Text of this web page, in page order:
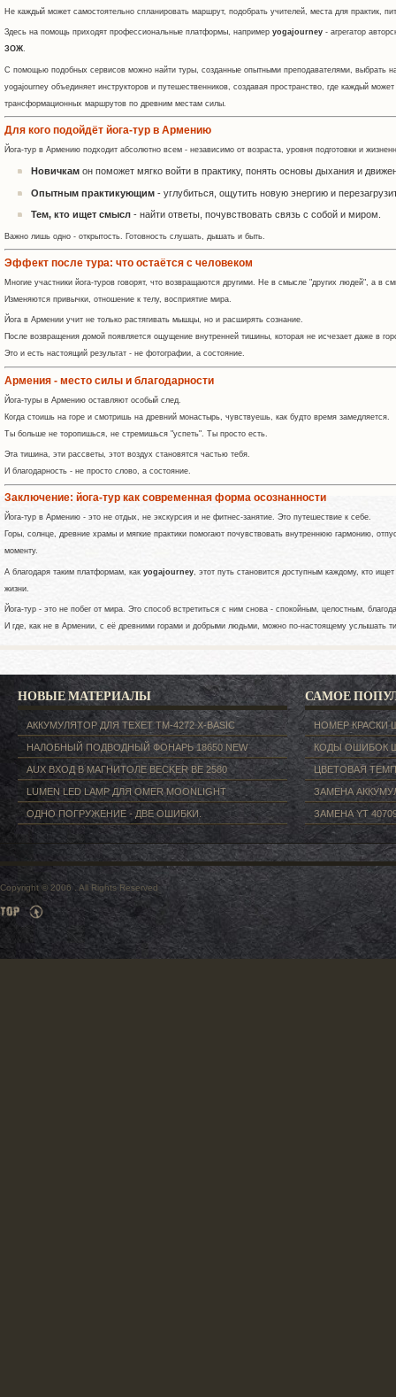
Не каждый может самостоятельно спланировать маршрут, подобрать учителей, места для практик,
Здесь на помощь приходят профессиональные платформы, например yogajourney - агрегатор
ЗОЖ.
С помощью подобных сервисов можно найти туры, созданные опытными преподавателями, выбрать
yogajourney объединяет инструкторов и путешественников, создавая пространство, где каждый
трансформационных маршрутов по древним местам силы.
Для кого подойдёт йога-тур в Армению
Йога-тур в Армению подходит абсолютно всем - независимо от возраста, уровня подготовки и
Новичкам он поможет мягко войти в практику, понять основы дыхания и
Опытным практикующим - углубиться, ощутить новую энергию и
Тем, кто ищет смысл - найти ответы, почувствовать связь с собой и миром.
Важно лишь одно - открытость. Готовность слушать, дышать и быть.
Эффект после тура: что остаётся с человеком
Многие участники йога-туров говорят, что возвращаются другими. Не в смысле "других людей", а в
Изменяются привычки, отношение к телу, восприятие мира.
Йога в Армении учит не только растягивать мышцы, но и расширять сознание.
После возвращения домой появляется ощущение внутренней тишины, которая не исчезает даже в
Это и есть настоящий результат - не фотографии, а состояние.
Армения - место силы и благодарности
Йога-туры в Армению оставляют особый след.
Когда стоишь на горе и смотришь на древний монастырь, чувствуешь, как будто время замедляется.
Ты больше не торопишься, не стремишься "успеть". Ты просто есть.
Эта тишина, эти рассветы, этот воздух становятся частью тебя.
И благодарность - не просто слово, а состояние.
Заключение: йога-тур как современная форма осознанности
Йога-тур в Армению - это не отдых, не экскурсия и не фитнес-занятие. Это путешествие к себе.
Горы, солнце, древние храмы и мягкие практики помогают почувствовать внутреннюю гармонию,
моменту.
А благодаря таким платформам, как yogajourney , этот путь становится доступным каждому, кто
жизни.
Йога-тур - это не побег от мира. Это способ встретиться с ним снова - спокойным, целостным,
И где, как не в Армении, с её древними горами и добрыми людьми, можно по-настоящему услышать
НОВЫЕ МАТЕРИАЛЫ
АККУМУЛЯТОР ДЛЯ TEXET ТM-4272 X-BASIC
НАЛОБНЫЙ ПОДВОДНЫЙ ФОНАРЬ 18650 NEW
AUX ВХОД В МАГНИТОЛЕ BECKER BE 2580
LUMEN LED LAMP ДЛЯ OMER MOONLIGHT
ОДНО ПОГРУЖЕНИЕ - ДВЕ ОШИБКИ.
САМОЕ
НОМЕР КРАСКИ
КОДЫ ОШИБОК
ЦВЕТОВАЯ
ЗАМЕНА
ЗАМЕНА YT
Copyright © 2006 . All Rights Reserved